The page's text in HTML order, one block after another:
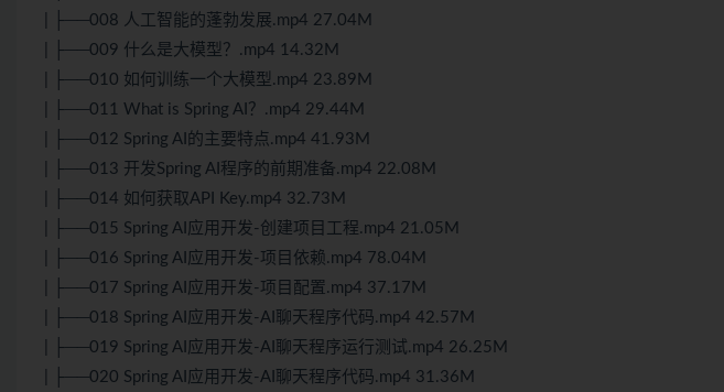
| ├──008 人工智能的蓬勃发展.mp4 27.04M
| ├──009 什么是大模型？.mp4 14.32M
| ├──010 如何训练一个大模型.mp4 23.89M
| ├──011 What is Spring AI？.mp4 29.44M
| ├──012 Spring AI的主要特点.mp4 41.93M
| ├──013 开发Spring AI程序的前期准备.mp4 22.08M
| ├──014 如何获取API Key.mp4 32.73M
| ├──015 Spring AI应用开发-创建项目工程.mp4 21.05M
| ├──016 Spring AI应用开发-项目依赖.mp4 78.04M
| ├──017 Spring AI应用开发-项目配置.mp4 37.17M
| ├──018 Spring AI应用开发-AI聊天程序代码.mp4 42.57M
| ├──019 Spring AI应用开发-AI聊天程序运行测试.mp4 26.25M
| ├──020 Spring AI应用开发-AI聊天程序代码.mp4 31.36M